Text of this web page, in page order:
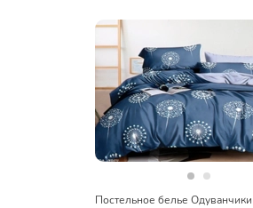
Постельное белье Одуванчики